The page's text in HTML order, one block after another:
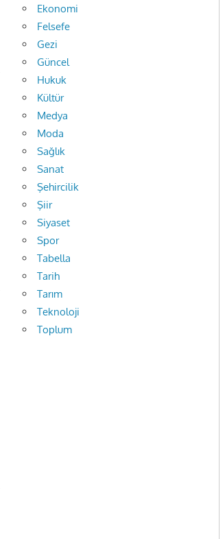
Ekonomi
Felsefe
Gezi
Güncel
Hukuk
Kültür
Medya
Moda
Sağlık
Sanat
Şehircilik
Şiir
Siyaset
Spor
Tabella
Tarih
Tarım
Teknoloji
Toplum